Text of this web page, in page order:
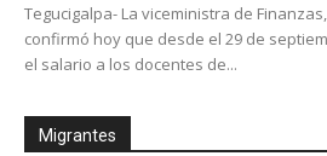
Tegucigalpa- La viceministra de
confirmó hoy que desde el 29 de
el salario a los docentes de...
Migrantes